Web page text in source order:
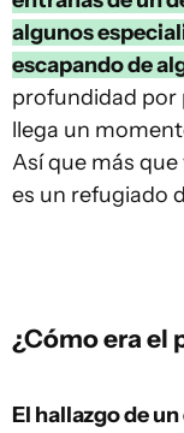
algunos
escapando de
profundidad por
llega un
Así que más
es un refugiado
¿Cómo era el
El hallazgo de